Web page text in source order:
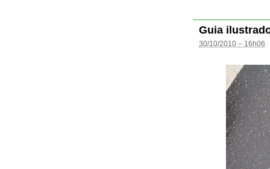
Guia
30/10/2010 – 16h06